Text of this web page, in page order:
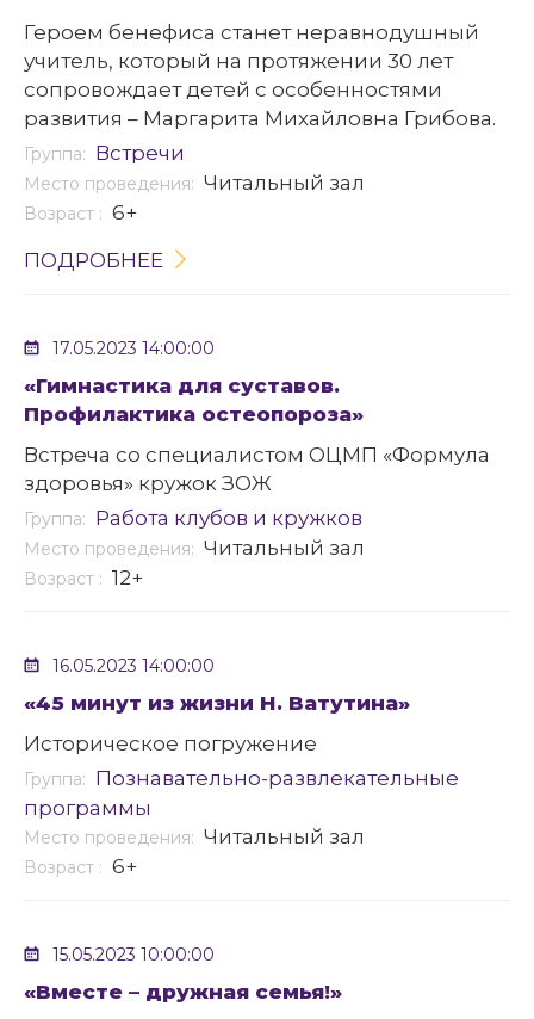
Героем бенефиса станет неравнодушный
учитель, который на протяжении 30 лет
сопровождает детей с особенностями
развития – Маргарита Михайловна Грибова.
Группа: Встречи
Место проведения: Читальный зал
Возраст : 6+
ПОДРОБНЕЕ
17.05.2023 14:00:00
«Гимнастика для суставов.
Профилактика остеопороза»
Встреча со специалистом ОЦМП «Формула
здоровья» кружок ЗОЖ
Группа: Работа клубов и кружков
Место проведения: Читальный зал
Возраст : 12+
16.05.2023 14:00:00
«45 минут из жизни Н. Ватутина»
Историческое погружение
Группа: Познавательно-развлекательные
программы
Место проведения: Читальный зал
Возраст : 6+
15.05.2023 10:00:00
«Вместе – дружная семья!»